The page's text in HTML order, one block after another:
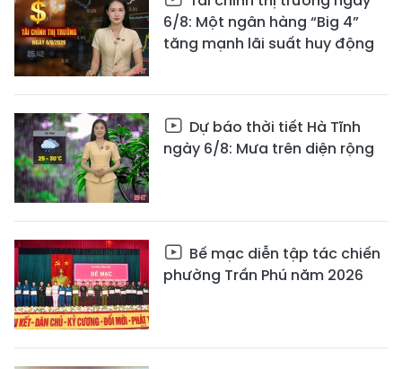
6/8: Một ngân hàng “Big 4”
tăng mạnh lãi suất huy động
Dự báo thời tiết Hà Tĩnh
ngày 6/8: Mưa trên diện rộng
Bế mạc diễn tập tác chiến
phường Trần Phú năm 2026